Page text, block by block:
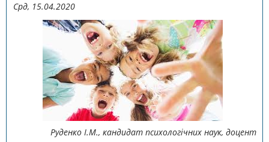
Срд, 15.04.2020
Руденко І.М., кандидат психологічних наук, доцент